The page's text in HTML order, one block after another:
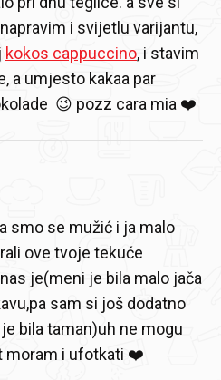
i svijetlu varijantu,
kokos cappuccino, i stavim
a umjesto kakaa par
😉 pozz cara mia ❤️
smo se mužić i ja malo
ove tvoje tekuće
je(meni je bila malo jača
sam si još dodatno
bila taman)uh ne mogu
moram i ufotkati ❤️